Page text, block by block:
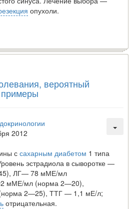
опухоли.
вероятный
примеры
2012
ссахарным диабетом 1 типа
эстрадиола в сыворотке —
ЛГ— 78 мМЕ/мл
мМЕ/мл (норма 2—20),
(норма 2—25), ТТГ — 1,1 мЕ/л;
отрицательная.